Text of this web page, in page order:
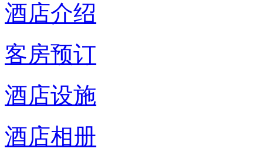
酒店介绍
客房预订
酒店设施
酒店相册